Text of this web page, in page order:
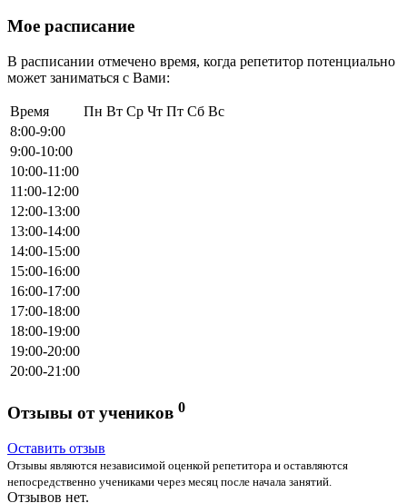
Мое расписание
В расписании отмечено время, когда репетитор потенциально
может заниматься с Вами:
Время Пн Вт Ср Чт Пт Сб Вс
8:00-9:00
9:00-10:00
10:00-11:00
11:00-12:00
12:00-13:00
13:00-14:00
14:00-15:00
15:00-16:00
16:00-17:00
17:00-18:00
18:00-19:00
19:00-20:00
20:00-21:00
Отзывы от учеников 0
Оставить отзыв
Отзывы являются независимой оценкой репетитора и оставляются
непосредственно учениками через месяц после начала занятий.
Отзывов нет.